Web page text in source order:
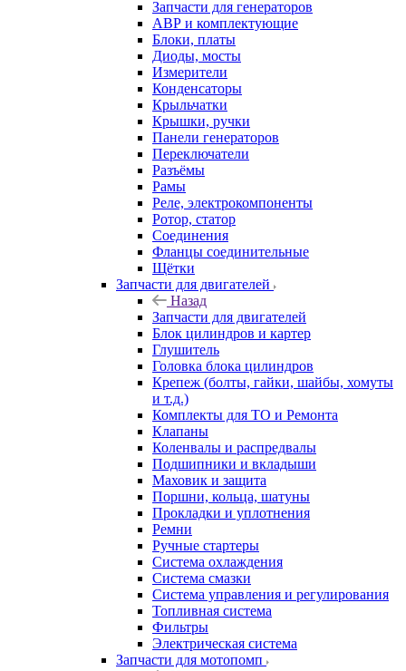
Запчасти для генераторов
АВР и комплектующие
Блоки, платы
Диоды, мосты
Измерители
Конденсаторы
Крыльчатки
Крышки, ручки
Панели генераторов
Переключатели
Разъёмы
Рамы
Реле, электрокомпоненты
Ротор, статор
Соединения
Фланцы соединительные
Щётки
Запчасти для двигателей
Назад
Запчасти для двигателей
Блок цилиндров и картер
Глушитель
Головка блока цилиндров
Крепеж (болты, гайки, шайбы, хомуты
и т.д.)
Комплекты для ТО и Ремонта
Клапаны
Коленвалы и распредвалы
Подшипники и вкладыши
Маховик и защита
Поршни, кольца, шатуны
Прокладки и уплотнения
Ремни
Ручные стартеры
Система охлаждения
Система смазки
Система управления и регулирования
Топливная система
Фильтры
Электрическая система
Запчасти для мотопомп